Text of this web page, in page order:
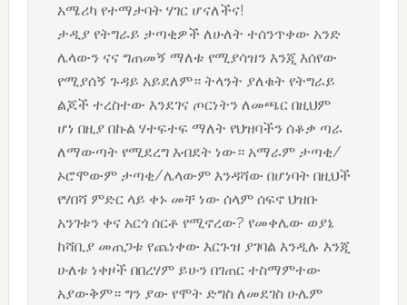
አሜሪካ የተማታባት ሃገር ሆናለችና!
ታዲያ የትግራይ ታጣቂዎች ለሁለት ተሰንጥቀው አንድ
ሌላውን ናና ግጠመኝ ማለቱ የሚያሳዝን እንጂ እሰየው
የሚያሰኝ ጉዳይ አይደለም። ትላንት ያለቁት የትግራይ
ልጆች ተረስተው እንደገና ጦርነትን ለመጫር በዚህም
ሆነ በዚያ በኩል ሃተፍተፍ ማለት የህዝባችን ሰቆቃ ጣራ
ለማውጣት የሚደረግ እብደት ነው። አማራም ታጣቂ/
ኦሮሞውም ታጣቂ/ሌላውም እንዳሻው በሆነባት በዚህች
የሃበሻ ምድር ላይ ቀኑ መቸ ነው ሰላም ሰፍኖ ህዝቡ
አንገቱን ቀና አርጎ ሰርቶ የሚኖረው? የመቀሌው ወያኔ
ከሻቢያ መጠጋቱ የጨነቀው እርጉዝ ያገባል እንዲሉ እንጂ
ሁለቱ ነቀዞች በበረሃም ይሁን በገጠር ተስማምተው
አያውቅም። ግን ያው የሞት ድግስ ለመደገስ ሁሌም